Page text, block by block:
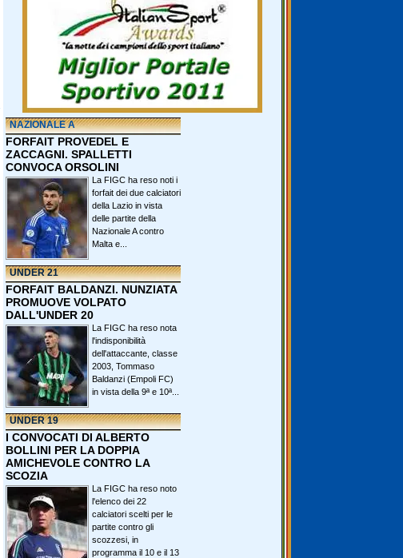
NAZIONALE A
FORFAIT PROVEDEL E
ZACCAGNI. SPALLETTI
CONVOCA ORSOLINI
La FIGC ha reso noti i
forfait dei due calciatori
della Lazio in vista
delle partite della
Nazionale A contro
Malta e...
UNDER 21
FORFAIT BALDANZI. NUNZIATA
PROMUOVE VOLPATO
DALL'UNDER 20
La FIGC ha reso nota
l'indisponibilità
dell'attaccante, classe
2003, Tommaso
Baldanzi (Empoli FC)
in vista della 9ª e 10ª...
UNDER 19
I CONVOCATI DI ALBERTO
BOLLINI PER LA DOPPIA
AMICHEVOLE CONTRO LA
SCOZIA
La FIGC ha reso noto
l'elenco dei 22
calciatori scelti per le
partite contro gli
scozzesi, in
programma il 10 e il 13